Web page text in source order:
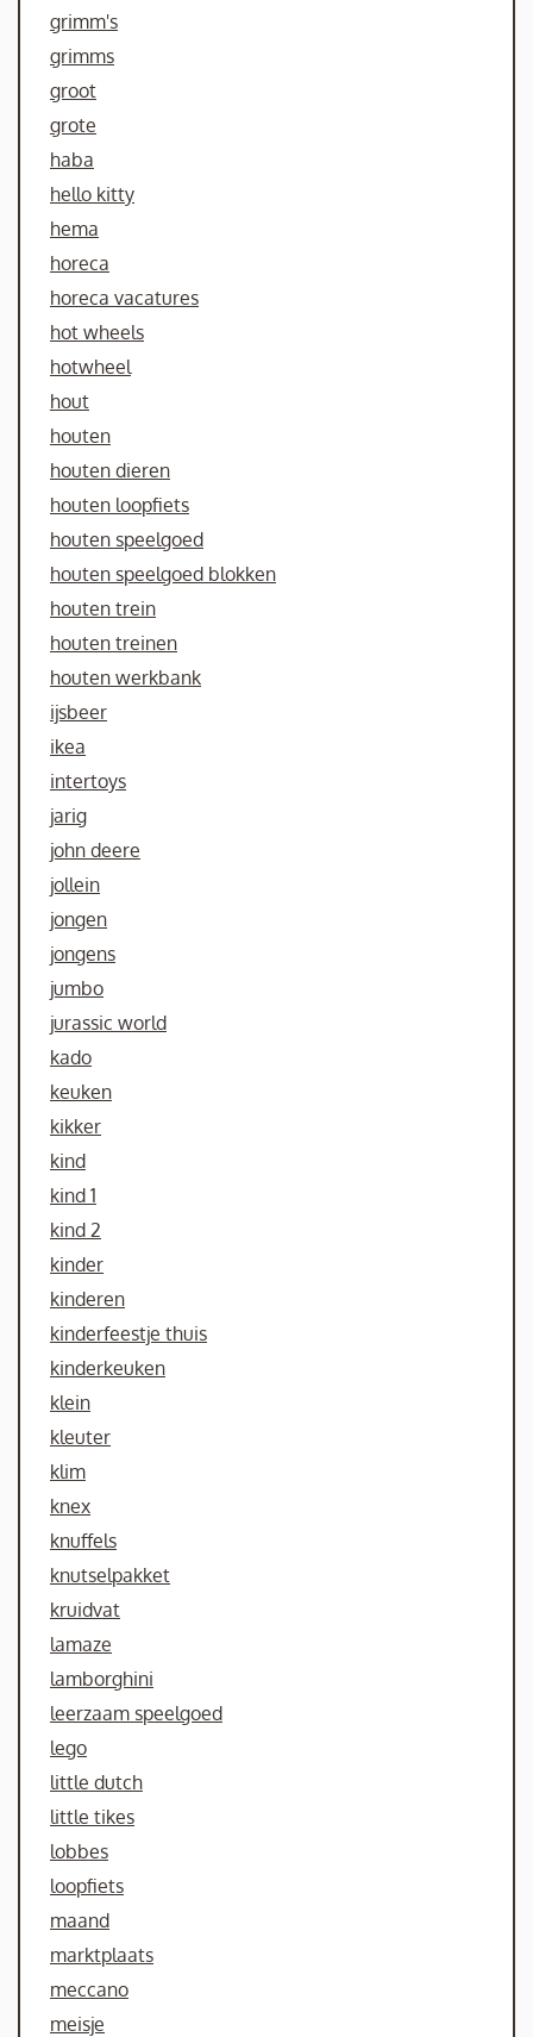
grimm's
grimms
groot
grote
haba
hello kitty
hema
horeca
horeca vacatures
hot wheels
hotwheel
hout
houten
houten dieren
houten loopfiets
houten speelgoed
houten speelgoed blokken
houten trein
houten treinen
houten werkbank
ijsbeer
ikea
intertoys
jarig
john deere
jollein
jongen
jongens
jumbo
jurassic world
kado
keuken
kikker
kind
kind 1
kind 2
kinder
kinderen
kinderfeestje thuis
kinderkeuken
klein
kleuter
klim
knex
knuffels
knutselpakket
kruidvat
lamaze
lamborghini
leerzaam speelgoed
lego
little dutch
little tikes
lobbes
loopfiets
maand
marktplaats
meccano
meisje